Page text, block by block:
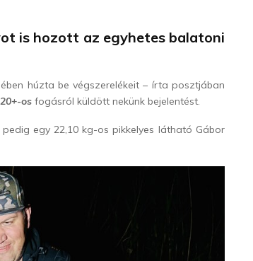
is hozott az egyhetes balatoni
húzta be végszerelékeit – írta posztjában
os fogásról küldött nekünk bejelentést.
egy 22,10 kg-os pikkelyes látható Gábor